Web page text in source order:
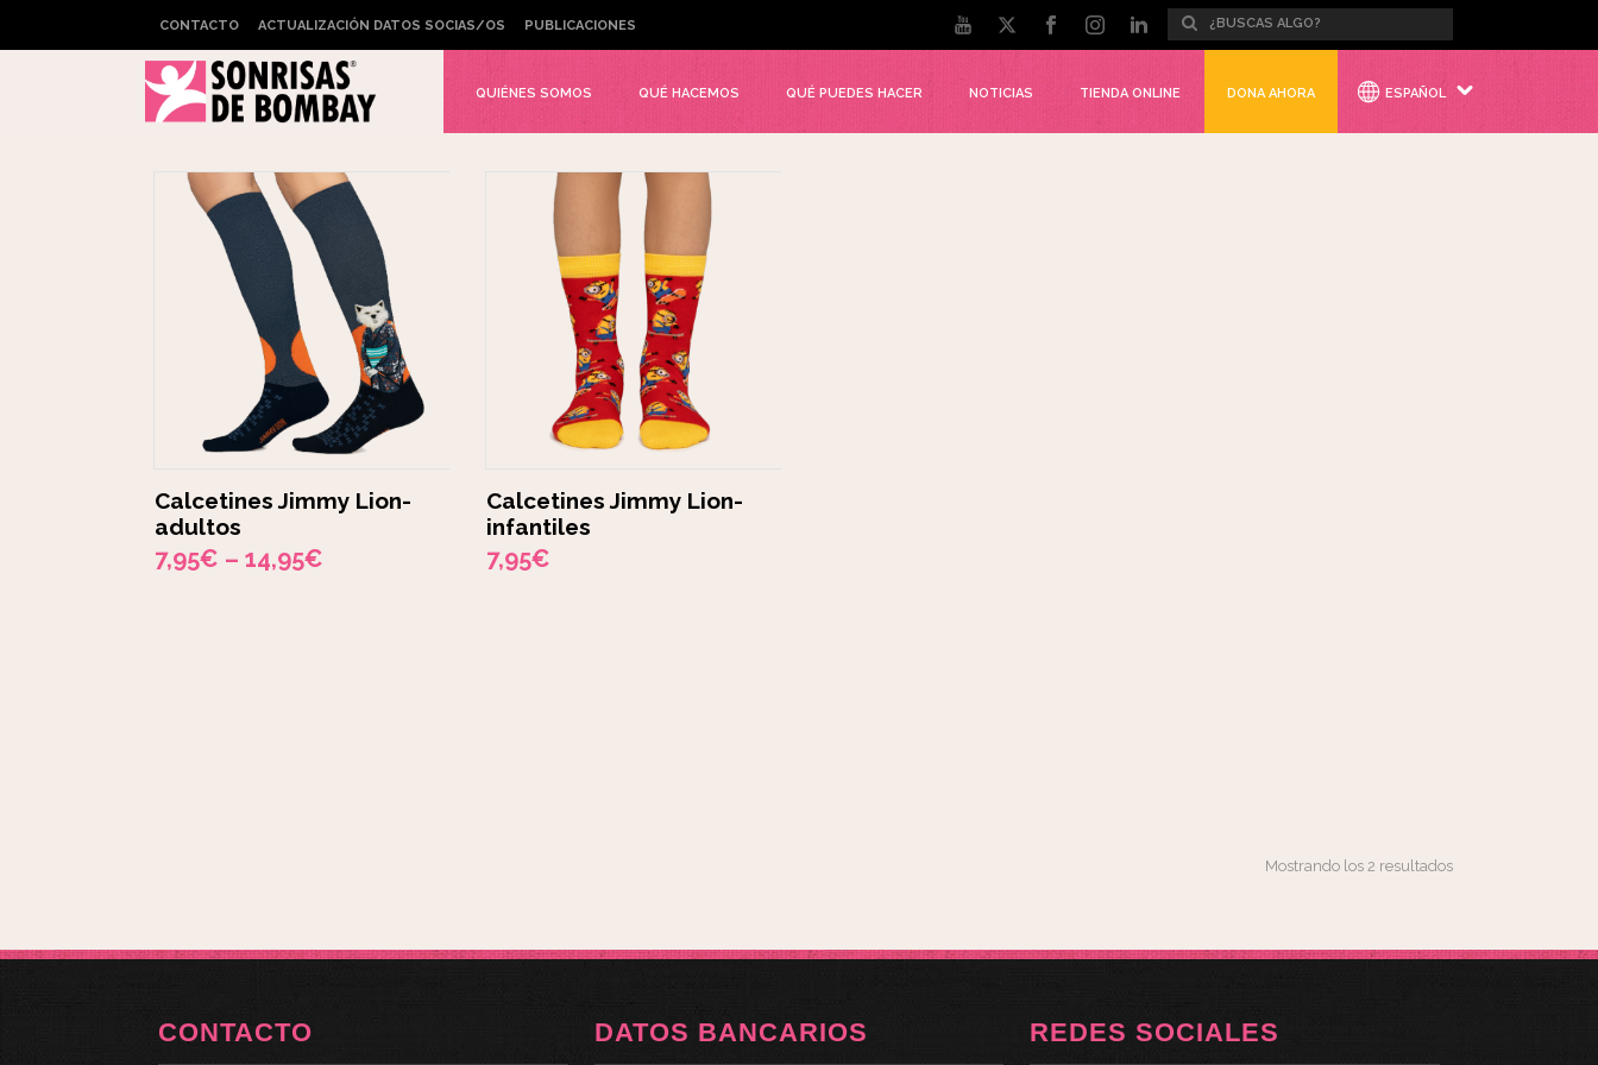
CONTACTO ACTUALIZACIÓN DATOS SOCIAS/OS PUBLICACIONES
QUIÉNES SOMOS QUÉ HACEMOS QUÉ PUEDES HACER NOTICIAS TIENDA ONLINE DONA AHORA ESPAÑOL
TIENDA ONLINE
Calcetines Jimmy Lion-
adultos
7,95€ – 14,95€
Calcetines Jimmy Lion-
infantiles
7,95€
Mostrando los 2 resultados
CONTACTO DATOS BANCARIOS REDES SOCIALES